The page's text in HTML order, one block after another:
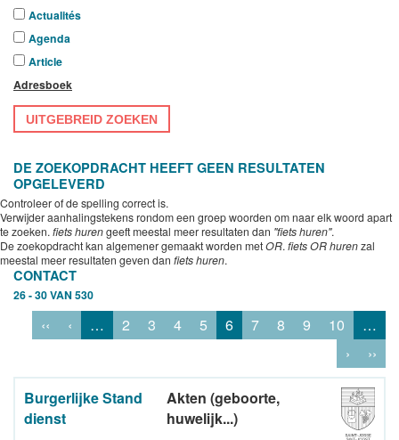
Actualités
Agenda
Article
Adresboek
UITGEBREID ZOEKEN
DE ZOEKOPDRACHT HEEFT GEEN RESULTATEN
OPGELEVERD
Controleer of de spelling correct is.
Verwijder aanhalingstekens rondom een groep woorden om naar elk woord apart
te zoeken. fiets hurengeeft meestal meer resultaten dan "fiets huren".
De zoekopdracht kan algemener gemaakt worden metOR. fiets OR hurenzal
meestal meer resultaten geven dan fiets huren.
CONTACT
26 - 30 VAN 530
‹‹ ‹ … 2 3 4 5 6 7 8 9 10
…
›
››
Burgerlijke Stand
dienst
Akten (geboorte,
huwelijk...)